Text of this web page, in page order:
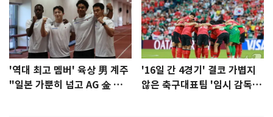
'역대 최고 멤버' 육상 男 계주
"일본 가뿐히 넘고 AG 金 따겠
'16일 간 4경기' 결코 가볍지
않은 축구대표팀 '임시 감독'